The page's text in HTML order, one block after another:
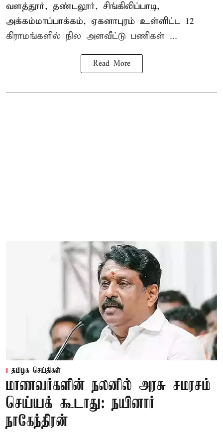
வளத்தூர், தண்டலூர், சிங்கிலிப்பாடி,
அக்கம்மாப்பாக்கம், ஏகனாபுரம் உள்ளிட்ட 12
கிராமங்களில் நில அளவீட்டு பணிகள் ...
Read More
தமிழக செய்திகள்
மாணவர்களின் நலனில் அரசு சமரசம்
செய்யக் கூடாது: நயினார்
நாகேந்திரன்